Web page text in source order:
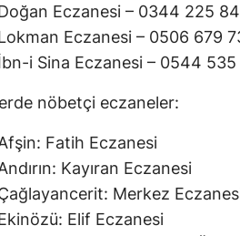
Eczanesi – 0344 225
Eczanesi – 0506 679
i Sina Eczanesi – 0544 535
nöbetçi eczaneler:
Fatih Eczanesi
Kayıran Eczanesi
Merkez
Elif Eczanesi